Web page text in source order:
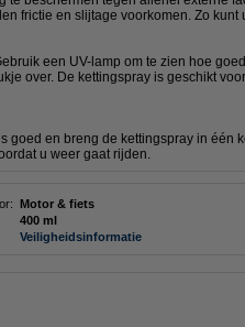
frictie en slijtage voorkomen. Zo kunt
een UV-lamp om te zien hoe
over. De kettingspray is geschikt
goed en breng de kettingspray in één
u weer gaat rijden.
Motor & fiets
400 ml
Veiligheidsinformatie